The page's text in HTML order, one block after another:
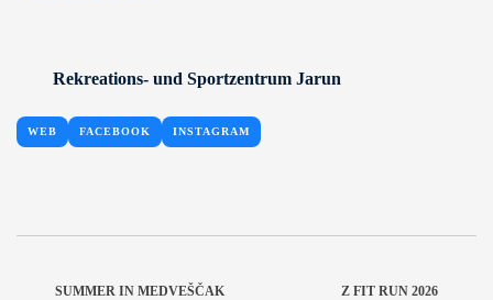
Rekreations- und Sportzentrum Jarun
WEB FACEBOOK INSTAGRAM
SUMMER IN MEDVEŠČAK Z FIT RUN 2026